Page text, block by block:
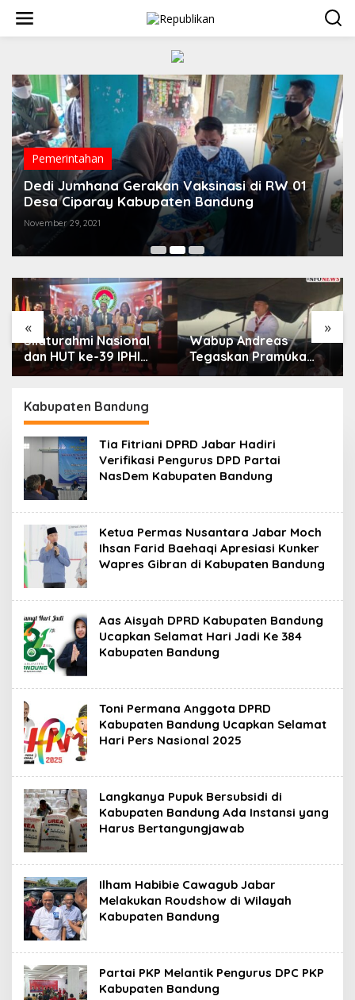
i
Pemerintahan
Dedi Jumhana Gerakan Vaksinasi di RW 01
Desa Ciparay Kabupaten Bandung
November 29, 2021
« »
Silaturahmi Nasional
dan HUT ke-39 IPHI
1987, Dorong
Advokat dalam
Pembaruan Hukum
Wabup Andreas
Tegaskan Pramuka
Adalah Wadah
Kabupaten Bandung
Tia Fitriani DPRD Jabar Hadiri
Verifikasi Pengurus DPD Partai
NasDem Kabupaten Bandung
Ketua Permas Nusantara Jabar Moch
Ihsan Farid Baehaqi Apresiasi Kunker
Wapres Gibran di Kabupaten Bandung
Aas Aisyah DPRD Kabupaten Bandung
Ucapkan Selamat Hari Jadi Ke 384
Kabupaten Bandung
Toni Permana Anggota DPRD
Kabupaten Bandung Ucapkan Selamat
Hari Pers Nasional 2025
Langkanya Pupuk Bersubsidi di
Kabupaten Bandung Ada Instansi yang
Harus Bertangungjawab
Ilham Habibie Cawagub Jabar
Melakukan Roudshow di Wilayah
Kabupaten Bandung
Partai PKP Melantik Pengurus DPC PKP
Kabupaten Bandung